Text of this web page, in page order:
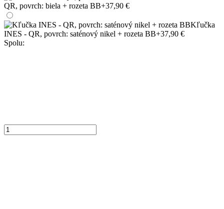
QR, povrch: biela + rozeta BB+37,90 €
Kľučka
INES - QR, povrch: saténový nikel + rozeta BB+37,90 €
Spolu: